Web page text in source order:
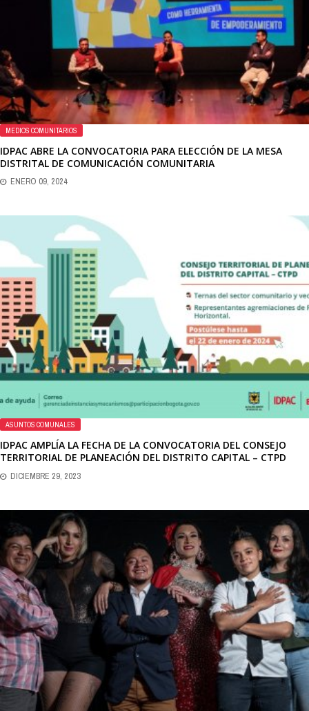
MEDIOS COMUNITARIOS
IDPAC ABRE LA CONVOCATORIA PARA ELECCIÓN DE LA MESA
DISTRITAL DE COMUNICACIÓN COMUNITARIA
ENERO 09, 2024
ASUNTOS COMUNALES
IDPAC AMPLÍA LA FECHA DE LA CONVOCATORIA DEL CONSEJO
TERRITORIAL DE PLANEACIÓN DEL DISTRITO CAPITAL – CTPD
DICIEMBRE 29, 2023